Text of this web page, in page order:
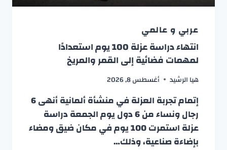
عربي و عالمي
انتهاء دراسة عزلة 100 يوم استعدادًا
لمهمات فضائية إلى القمر والمريخ
هيا الرشيد أغسطس 8, 2026
إتمام تجربة العزلة في منشأة ألمانية أنهى 6
رجال ونساء من 6 دول يوم الجمعة دراسة
عزلة استمرت 100 يوم في مكان ضيق ومضاء
بإضاءة صناعية، وذلك…